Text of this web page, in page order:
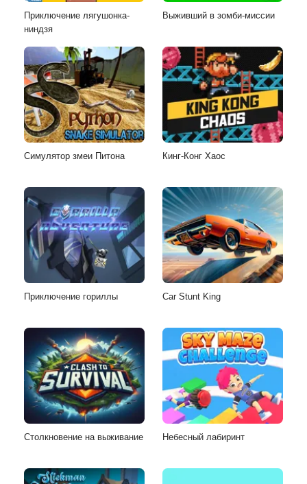
Приключение лягушонка-
ниндзя
Выживший в зомби-миссии
Симулятор змеи Питона Кинг-Конг Хаос
Приключение гориллы Car Stunt King
Столкновение на выживание Небесный лабиринт